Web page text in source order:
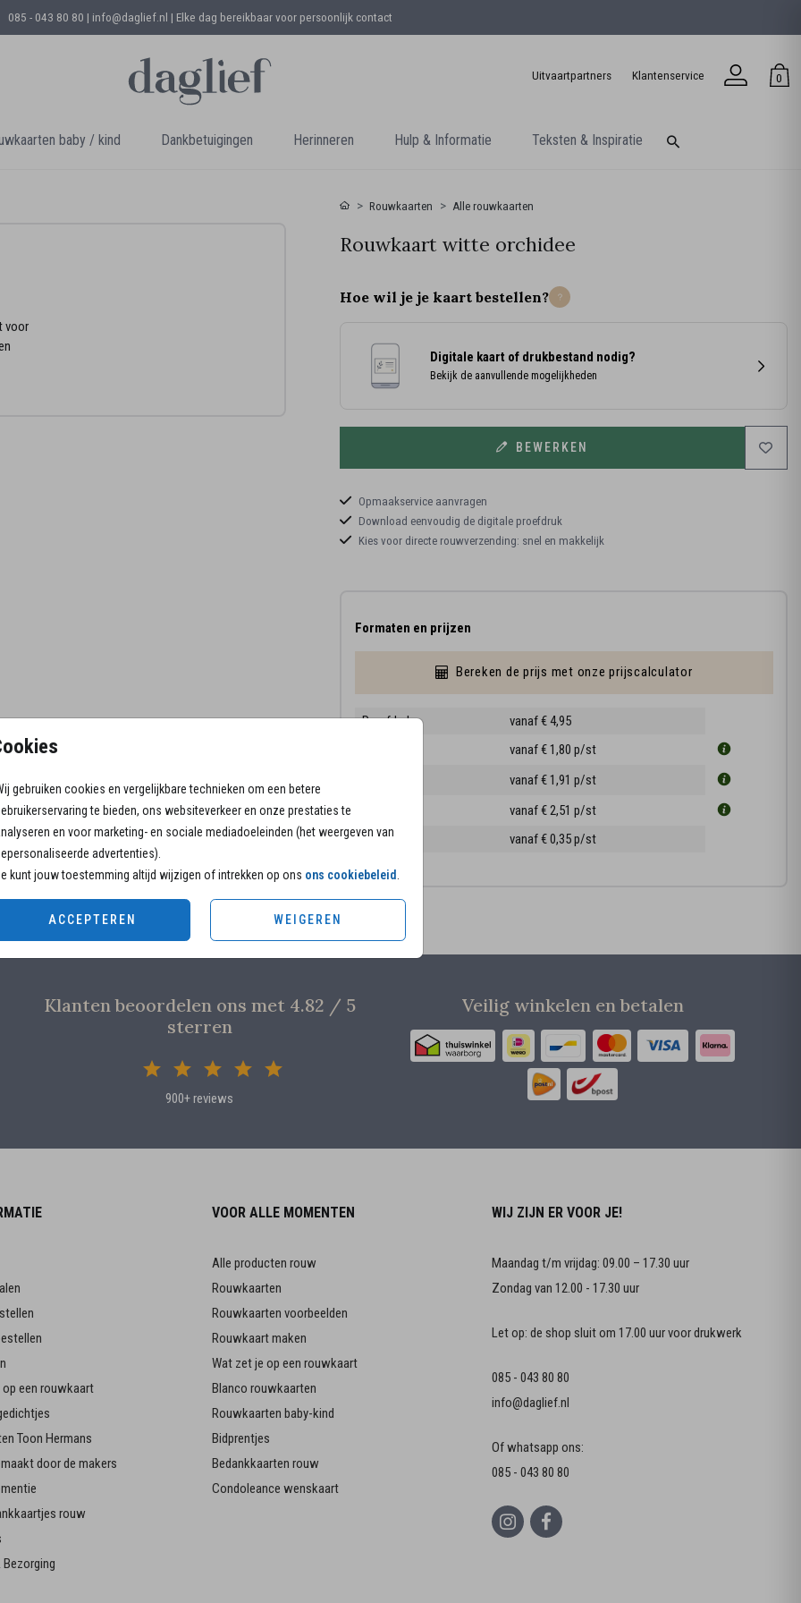
085 - 043 80 80 | info@daglief.nl | Elke dag bereikbaar voor persoonlijk contact
Uitvaartpartners Klantenservice 0
baby / kind Dankbetuigingen Herinneren Hulp & Informatie Teksten & Inspiratie
gebruiken cookies en vergelijkbare technieken om een betere
te bieden, ons websiteverkeer en onze prestaties te
en voor marketing- en sociale mediadoeleinden (het weergeven van
advertenties).
kunt jouw toestemming altijd wijzigen of intrekken op ons ons cookiebeleid
ACCEPTEREN WEIGEREN
voor
Rouwkaarten Alle rouwkaarten
Rouwkaart witte orchidee
Hoe wil je je kaart bestellen?
Digitale kaart of drukbestand nodig?
Bekijk de aanvullende mogelijkheden
BEWERKEN
Opmaakservice aanvragen
Download eenvoudig de digitale proefdruk
Kies voor directe rouwverzending: snel en makkelijk
Formaten en prijzen
Bereken de prijs met onze prijscalculator
Proefdruk
vanaf € 4,95
vanaf € 1,80 p/st
vanaf € 1,91 p/st
vanaf € 2,51 p/st
Enveloppen
vanaf € 0,35p/st
Klanten beoordelen ons met 4.82 / 5
sterren
900+ reviews
Veilig winkelen en betalen
een rouwkaart
Toon Hermans
door de makers
rouw
Bezorging
VOOR ALLE MOMENTEN
Alle producten rouw
Rouwkaarten
Rouwkaarten voorbeelden
Rouwkaart maken
Wat zet je op een rouwkaart
Blanco rouwkaarten
Rouwkaarten baby-kind
Bidprentjes
Bedankkaarten rouw
Condoleance wenskaart
WIJ ZIJN ER VOOR JE!
Maandag t/m vrijdag: 09.00 – 17.30 uur
Zondag van 12.00 - 17.30 uur
Let op: de shop sluit om 17.00 uur voor drukwerk
085 - 043 80 80
info@daglief.nl
Of whatsapp ons:
085 - 043 80 80